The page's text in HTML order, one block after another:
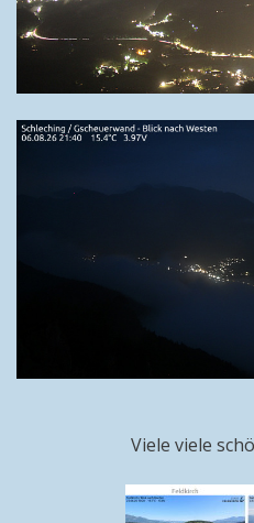
Viele viele